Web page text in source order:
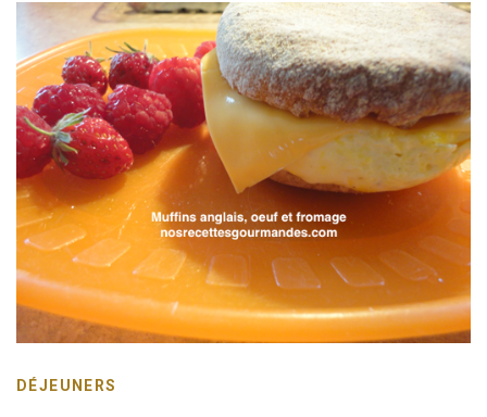
DÉJEUNERS